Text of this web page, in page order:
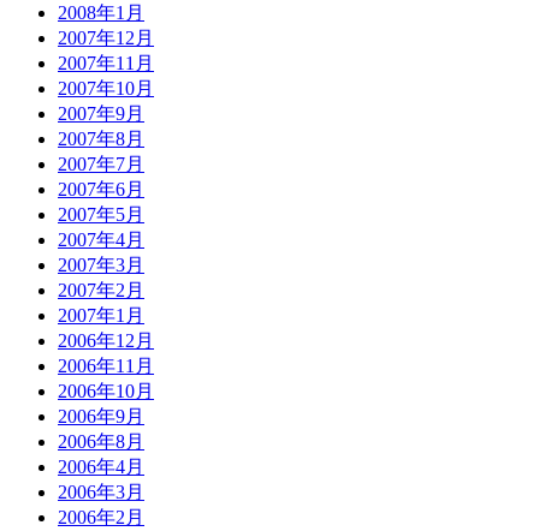
2008年1月
2007年12月
2007年11月
2007年10月
2007年9月
2007年8月
2007年7月
2007年6月
2007年5月
2007年4月
2007年3月
2007年2月
2007年1月
2006年12月
2006年11月
2006年10月
2006年9月
2006年8月
2006年4月
2006年3月
2006年2月